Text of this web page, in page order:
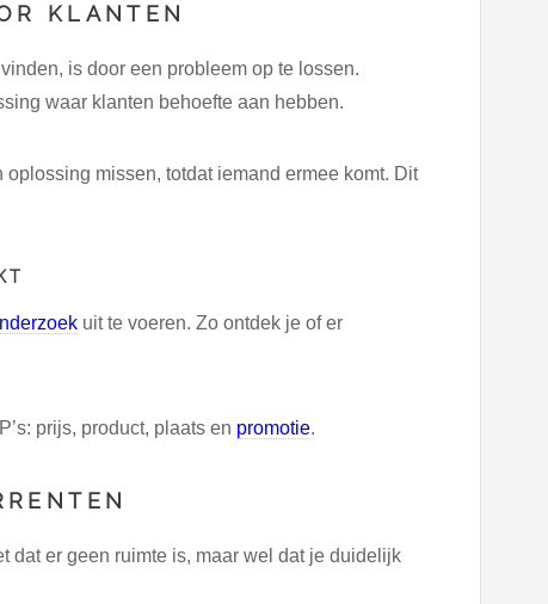
KLANTEN
is door een probleem op te lossen.
waar klanten behoefte aan hebben.
missen, totdat iemand ermee komt. Dit
uit te voeren. Zo ontdek je of er
prijs, product, plaats en promotie.
dat er geen ruimte is, maar wel dat je duidelijk